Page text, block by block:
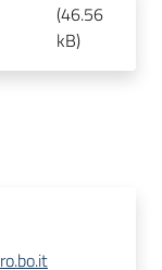
(46.56
kB)